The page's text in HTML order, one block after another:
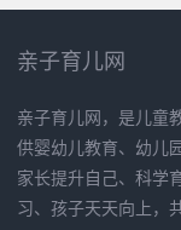
亲子育儿网
亲子育儿网，是儿童
供婴幼儿教育、幼儿
家长提升自己、科学
习、孩子天天向上，